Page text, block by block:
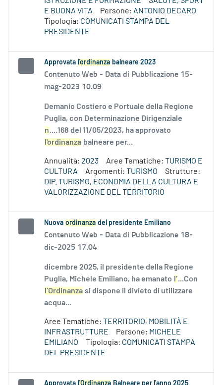
E BUONA VITA
Persone: ANTONIO DECARO
Tipologia: COMUNICATI STAMPA DEL
PRESIDENTE
Approvata l'ordinanza balneare 2023
Contenuto Web - Data di Pubblicazione 15-
mag-2023 10.09
Demanio Costiero e Portuale della Regione
Puglia, con Determinazione Dirigenziale
n....168 del 11/05/2023, ha approvato
l'ordinanza balneare per...
Annualità: 2023 Aree Tematiche: TURISMO E
CULTURA
Argomenti: TURISMO
Strutture:
DIP. TURISMO, ECONOMIA DELLA CULTURA E
VALORIZZAZIONE DEL TERRITORIO
Nuova ordinanza del presidente Emiliano
Contenuto Web - Data di Pubblicazione 18-
dic-2025 17.04
dicembre 2025, il presidente della Regione
Puglia, Michele Emiliano, ha emanato l’...Con
l’Ordinanza si dispone il divieto di utilizzare
acqua...
Aree Tematiche: TERRITORIO, MOBILITÀ E
INFRASTRUTTURE
Persone: MICHELE
EMILIANO
Tipologia: COMUNICATI STAMPA
DEL PRESIDENTE